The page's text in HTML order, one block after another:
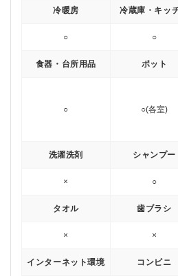
冷暖房
○
冷蔵庫・キッ
○
食器・台所用品
○
ポット
○(各室)
洗濯洗剤
×
シャンプー
○
タオル
×
歯ブラシ
×
インターネット環境 コンビニ